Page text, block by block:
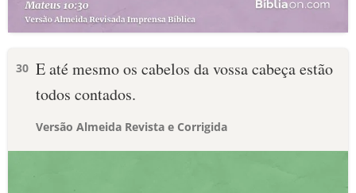
30 E até mesmo os cabelos da vossa cabeça estão
todos contados.
Versão Almeida Revista e Corrigida